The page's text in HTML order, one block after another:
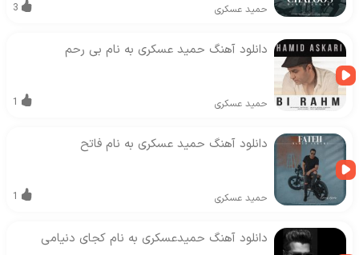
حمید عسکری 3
دانلود آهنگ حمید عسکری به نام بی رحم
حمید عسکری 1
دانلود آهنگ حمید عسکری به نام فاتح
حمید عسکری 1
دانلود آهنگ حمیدعسکری به نام کجای دنیامی